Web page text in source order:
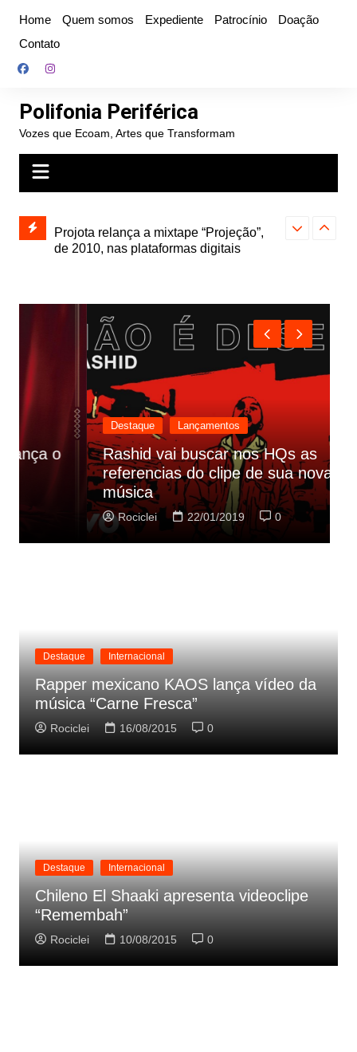
conteúdo
Home Quem somos Expediente Patrocínio
Doação
Contato
Polifonia Periférica
Vozes que Ecoam, Artes que Transformam
e abre
autoral,
de 2010, nas plataformas digitais
Farofa
Destaque Lançamentos
Rashid vai buscar nos HQs as
referencias do clipe de sua nova
Rociclei 22/01/2019 0
Destaque Internacional
Rapper mexicano KAOS lança vídeo da
música “Carne Fresca”
Rociclei 16/08/2015 0
Destaque Internacional
Chileno El Shaaki apresenta videoclipe
“Remembah”
Rociclei 10/08/2015 0